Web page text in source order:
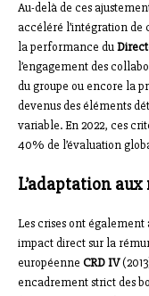
Au-delà de ces
accéléré l’intégration de
la performance du
l’engagement des
du groupe ou encore la
devenus des éléments
variable. En 2022, ces
40% de l’évaluation
L’adaptation
Les crises ont
impact direct sur la
européenne CRD IV
encadrement strict des